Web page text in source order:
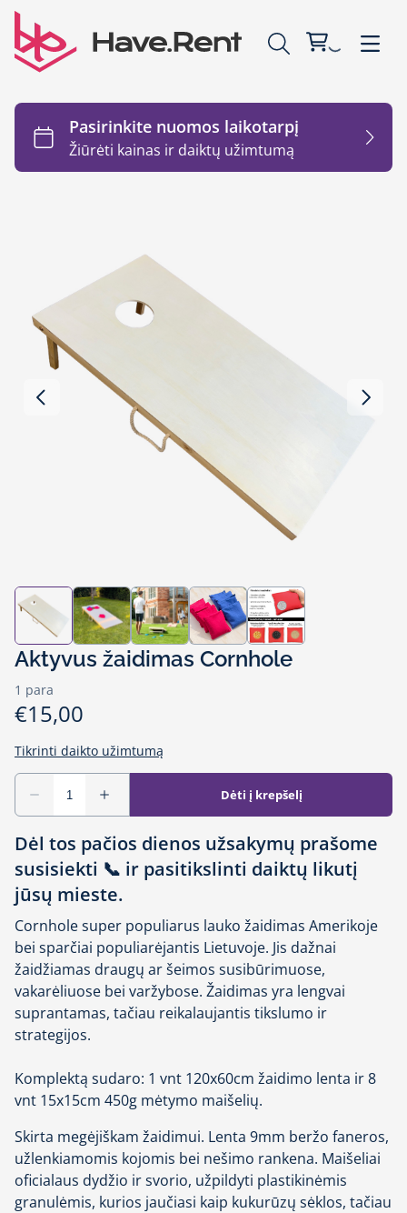
Aktyvus žaidimas Cornhole
Dėl tos pačios dienos užsakymų prašome
susisiekti 📞 ir pasitikslinti daiktų likutį
jūsų mieste.
Cornhole super populiarus lauko žaidimas Amerikoje
bei sparčiai populiarėjantis Lietuvoje. Jis dažnai
žaidžiamas draugų ar šeimos susibūrimuose,
vakarėliuose bei varžybose. Žaidimas yra lengvai
suprantamas, tačiau reikalaujantis tikslumo ir
strategijos.
Komplektą sudaro: 1 vnt 120x60cm žaidimo lenta ir 8
vnt 15x15cm 450g mėtymo maišelių.
Skirta megėjiškam žaidimui. Lenta 9mm beržo faneros,
užlenkiamomis kojomis bei nešimo rankena. Maišeliai
oficialaus dydžio ir svorio, užpildyti plastikinėmis
granulėmis, kurios jaučiasi kaip kukurūzų sėklos, tačiau